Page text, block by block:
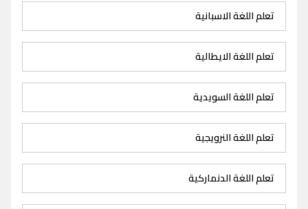
تعلم اللغة الاسبانية
تعلم اللغة الايطالية
تعلم اللغة السويدية
تعلم اللغة النرويجية
تعلم اللغة الدنماركية